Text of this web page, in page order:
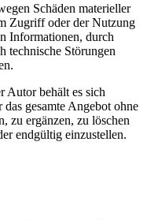
Schäden materieller
Zugriff oder der Nutzung
Informationen, durch
technische Störungen
Autor behält es sich
gesamte Angebot ohne
zu ergänzen, zu löschen
endgültig einzustellen.